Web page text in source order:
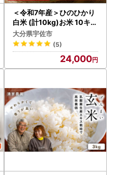
＜令和7年産＞ひのひかり
白米 (計10kg)お米 10キロ
ヒノヒカリ 美白米 真空パ
ック 真空包装【1149001
04】【祥田産業】
大分県宇佐市
(5)
24,000